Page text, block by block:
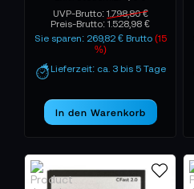
UVP-Brutto: 1.798,80 €
Preis-Brutto:1.528,98 €
Sie sparen: 269,82 € Brutto (15
%)
Lieferzeit: ca. 3 bis 5 Tage
In den Warenkorb